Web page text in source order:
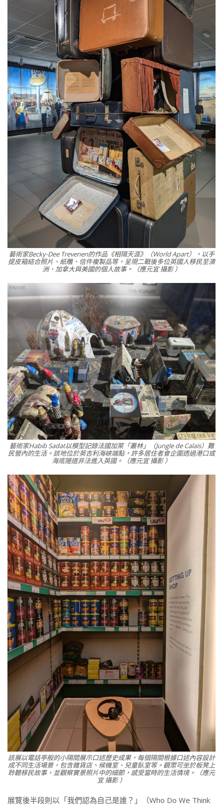
藝術家Becky-Dee Trevenen的作品《相隔天涯》（World Apart），以手
提皮箱結合照片、紙雕、信件複製品等，呈現二戰後多位英國人移民至澳
洲、加拿大與美國的個人故事。（應元宜 攝影 ）
藝術家Habib Sadat以模型記錄法國加萊「叢林」（Jungle de Calais）難
民營內的生活。該地位於英吉利海峽端點，許多居住者會企圖透過港口或
海底隧道非法進入英國。（應元宜 攝影 ）
該展以電話亭般的小隔間展示口述歷史成果，每個隔間根據口述內容設計
成不同生活場景，包含雜貨店、候機室、兒童臥室等。觀眾可坐於板凳上
聆聽移民故事，並觀察實景照片中的細節，感受當時的生活情境。（應元
宜 攝影 ）
展覽後半段則以「我們認為自己是誰？」（Who Do We Think